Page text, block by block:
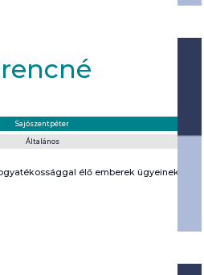
Sajószentpéter
Általános
élő emberek ügyeinek